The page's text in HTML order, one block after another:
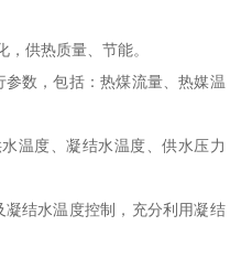
供热质量、节能。
数，包括：热煤流量、热媒温
温度、凝结水温度、供水压力
结水温度控制，充分利用凝结